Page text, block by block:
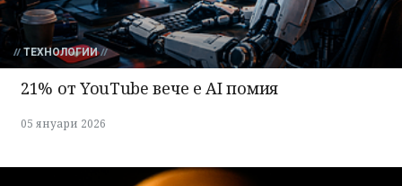
ТЕХНОЛОГИИ
21% от YouTube вече е AI помия
05 януари 2026